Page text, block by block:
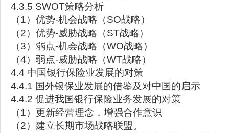
4.3.5 SWOT策略分析
（1）优势-机会战略（SO战略）
（2）优势-威胁战略（ST战略）
（3）弱点-机会战略（WO战略）
（4）弱点-威胁战略（WT战略）
4.4 中国银行保险业发展的对策
4.4.1 国外银保业发展的借鉴及对中国的启示
4.4.2 促进我国银行保险业务发展的对策
（1）更新经营理念，增强合作意识
（2）建立长期市场战略联盟。